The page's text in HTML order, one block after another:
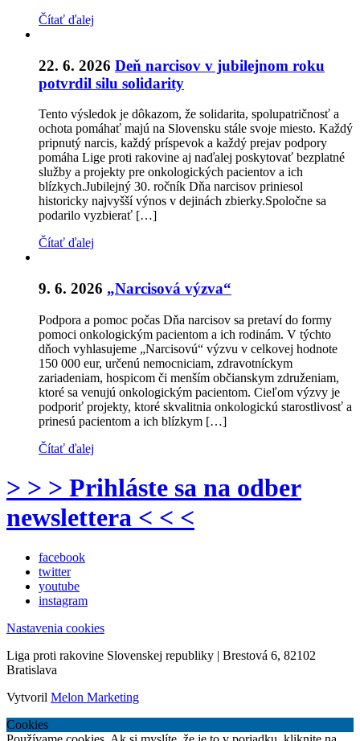
Čítať ďalej
22. 6. 2026 Deň narcisov v jubilejnom roku
potvrdil silu solidarity
Tento výsledok je dôkazom, že solidarita, spolupatričnosť a
ochota pomáhať majú na Slovensku stále svoje miesto. Každý
pripnutý narcis, každý príspevok a každý prejav podpory
pomáha Lige proti rakovine aj naďalej poskytovať bezplatné
služby a projekty pre onkologických pacientov a ich
blízkych.Jubilejný 30. ročník Dňa narcisov priniesol
historicky najvyšší výnos v dejinách zbierky.Spoločne sa
podarilo vyzbierať […]
Čítať ďalej
9. 6. 2026 „Narcisová výzva“
Podpora a pomoc počas Dňa narcisov sa pretaví do formy
pomoci onkologickým pacientom a ich rodinám. V týchto
dňoch vyhlasujeme „Narcisovú“ výzvu v celkovej hodnote
150 000 eur, určenú nemocniciam, zdravotníckym
zariadeniam, hospicom či menším občianskym združeniam,
ktoré sa venujú onkologickým pacientom. Cieľom výzvy je
podporiť projekty, ktoré skvalitnia onkologickú starostlivosť a
prinesú pacientom a ich blízkym […]
Čítať ďalej
> > > Prihláste sa na odber
newslettera < < <
facebook
twitter
youtube
instagram
Nastavenia cookies
Liga proti rakovine Slovenskej republiky | Brestová 6, 82102
Bratislava
Vytvoril Melon Marketing
Cookies